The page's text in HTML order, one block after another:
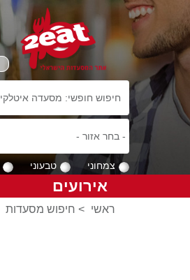
צמחוני טבעוני
אירועים
ראשי > חיפוש מסעדות